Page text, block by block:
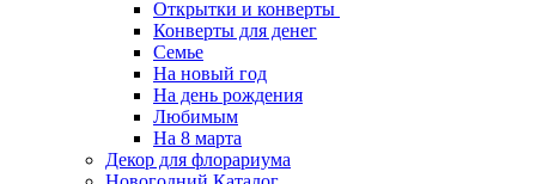
Открытки и конверты
Конверты для денег
Семье
На новый год
На день рождения
Любимым
На 8 марта
Декор для флорариума